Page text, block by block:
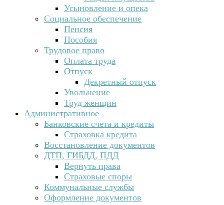
Усыновление и опека
Социальное обеспечение
Пенсия
Пособия
Трудовое право
Оплата труда
Отпуск
Декретный отпуск
Увольнение
Труд женщин
Административное
Банковские счета и кредиты
Страховка кредита
Восстановление документов
ДТП, ГИБДД, ПДД
Вернуть права
Страховые споры
Коммунальные службы
Оформление документов